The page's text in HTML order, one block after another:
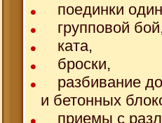
поединки
групповой
ката,
броски,
разбивание
и бетонных
приемы с